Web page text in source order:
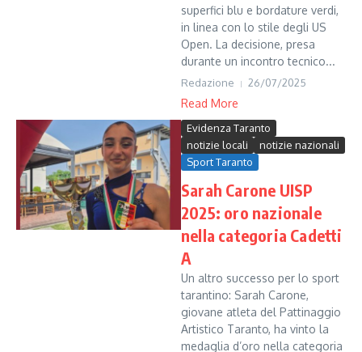
superfici blu e bordature verdi,
in linea con lo stile degli US
Open. La decisione, presa
durante un incontro tecnico...
Redazione 26/07/2025
Read More
Evidenza Taranto
notizie locali
notizie nazionali
Sport Taranto
Sarah Carone UISP
2025: oro nazionale
nella categoria Cadetti
A
Un altro successo per lo sport
tarantino: Sarah Carone,
giovane atleta del Pattinaggio
Artistico Taranto, ha vinto la
medaglia d’oro nella categoria